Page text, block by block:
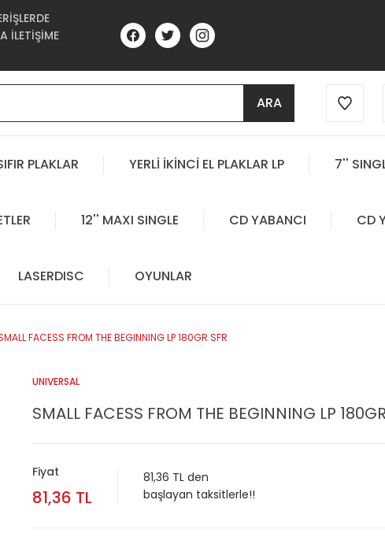
İLETİŞİME
ARA
PLAKLAR YERLİ İKİNCİ EL PLAKLAR LP 7''
12'' MAXI SINGLE CD YABANCI CD
LASERDISC OYUNLAR
FACESS FROM THE BEGINNING LP 180GR SFR
UNIVERSAL
SMALL FACESS FROM THE BEGINNING LP
Fiyat
81,36 TL
81,36 TL den
başlayan taksitlerle!!